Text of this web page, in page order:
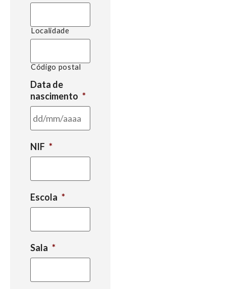
Localidade
Código postal
Data de
nascimento *
NIF *
Escola *
Sala *